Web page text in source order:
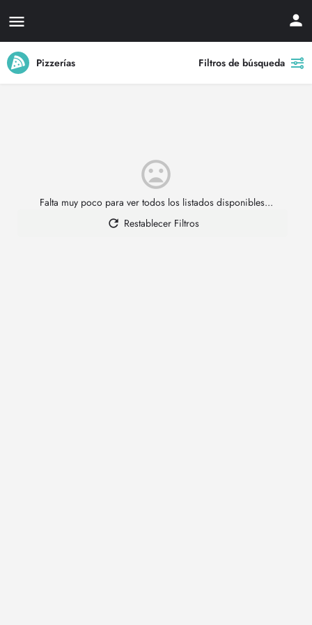
Pizzerías Filtros de búsqueda
Falta muy poco para ver todos los listados disponibles...
Restablecer Filtros